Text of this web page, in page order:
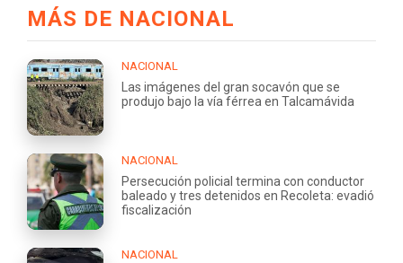
MÁS DE NACIONAL
NACIONAL
Las imágenes del gran socavón que se
produjo bajo la vía férrea en Talcamávida
NACIONAL
Persecución policial termina con conductor
baleado y tres detenidos en Recoleta: evadió
fiscalización
NACIONAL